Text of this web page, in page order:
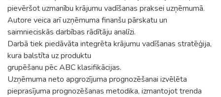
pievēršot uzmanību krājumu vadīšanas praksei uzņēmumā.
Autore veica arī uzņēmuma finanšu pārskatu un
saimnieciskās darbības rādītāju analīzi.
Darbā tiek piedāvāta integrēta krājumu vadīšanas stratēģija,
kura balstīta uz produktu
grupēšanu pēc ABC klasifikācijas.
Uzņēmuma neto apgrozījuma prognozēšanai izvēlēta
pieprasījuma prognozēšanas metodika, izmantojot trenda